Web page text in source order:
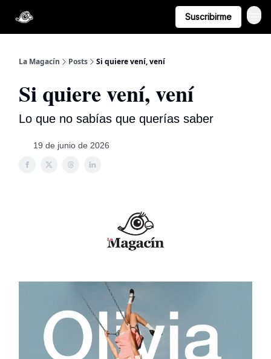
Suscribirme
La Magacín Posts Si quiere vení, vení
Si quiere vení, vení
Lo que no sabías que querías saber
19 de junio de 2026